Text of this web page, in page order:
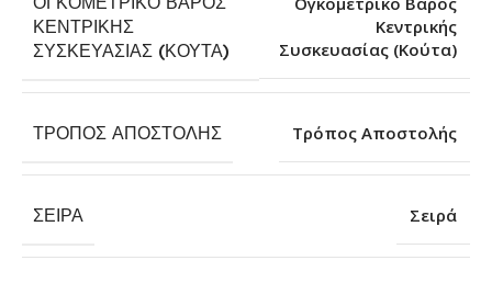
ΚΕΝΤΡΙΚΉΣ
ΣΥΣΚΕΥΑΣΊΑΣ (ΚΟΎΤΑ)
Κεντρικής
Συσκευασίας (Κούτα)
ΤΡΌΠΟΣ ΑΠΟΣΤΟΛΉΣ Τρόπος Αποστολής
ΣΕΙΡΆ Σειρά